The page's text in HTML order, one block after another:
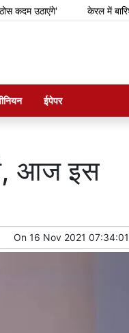
केरल में बारिश से
ईपेपर
आज इस
On 16 Nov 2021 07:34:01